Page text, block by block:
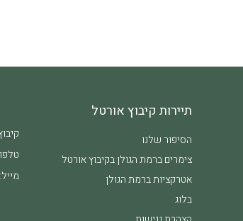
תיירות קיבוץ אורטל
הסיפור שלנו
צימרים ברמת הגולן בקיבוץ אורטל​
אטרקציות ברמת הגולן
בלוג
מייל: